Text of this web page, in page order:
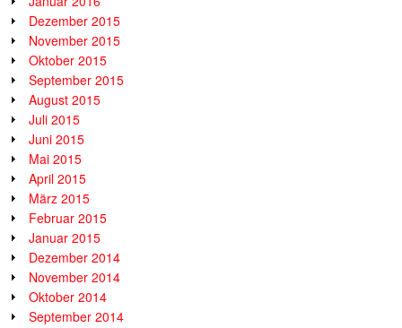
Dezember 2015
November 2015
Oktober 2015
September 2015
August 2015
Juli 2015
Juni 2015
Mai 2015
April 2015
März 2015
Februar 2015
Januar 2015
Dezember 2014
November 2014
Oktober 2014
September 2014